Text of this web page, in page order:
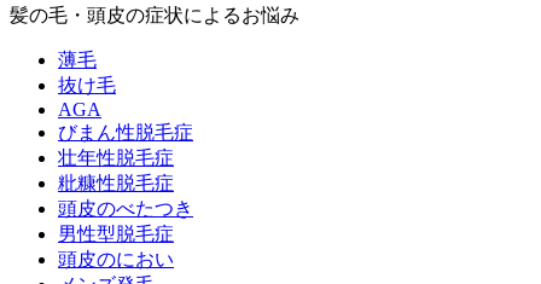
髪の毛・頭皮の症状によるお悩み
薄毛
抜け毛
AGA
びまん性脱毛症
壮年性脱毛症
粃糠性脱毛症
頭皮のべたつき
男性型脱毛症
頭皮のにおい